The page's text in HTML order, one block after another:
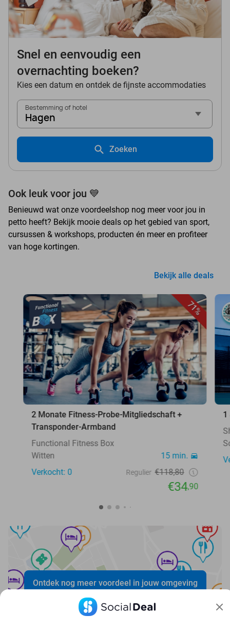
Snel en eenvoudig een
overnachting boeken?
Kies een datum en ontdek de fijnste accommodaties
Bestemming of hotel
Hagen
Zoeken
Ook leuk voor jou 💙
Benieuwd wat onze voordeelshop nog meer voor jou in
petto heeft? Bekijk mooie deals op het gebied van sport,
cursussen & workshops, producten én meer en profiteer
van hoge kortingen.
Bekijk alle deals
71%
2 Monate Fitness-Probe-Mitgliedschaft +
Transponder-Armband
Functional Fitness Box
Witten
15 min.
Verkocht: 0
Regulier €118,80
€34,90
1
Ontdek nog meer voordeel in jouw omgeving